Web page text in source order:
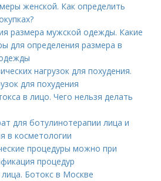
женской. Как определить
размера мужской одежды. Какие
для определения размера в
нагрузок для похудения.
для похудения
в лицо. Чего нельзя делать
для ботулинотерапии лица и
в косметологии
процедуры можно при
процедур
Ботокс в Москве